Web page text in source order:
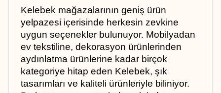
Kelebek mağazalarının geniş ürün
yelpazesi içerisinde herkesin zevkine
uygun seçenekler bulunuyor. Mobilyadan
ev tekstiline, dekorasyon ürünlerinden
aydınlatma ürünlerine kadar birçok
kategoriye hitap eden Kelebek, şık
tasarımları ve kaliteli ürünleriyle biliniyor.